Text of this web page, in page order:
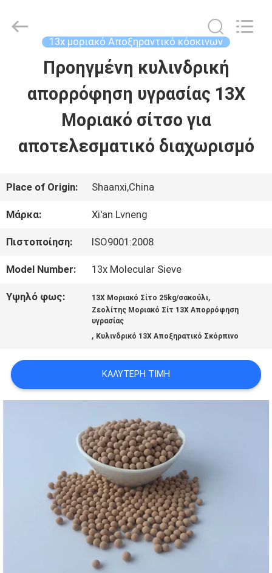
ΑΡΧΙΚΉ
ΠΡΟΪΌΝΤΑ
ΒΊΝΤΕΟ
ΣΧΕΤΙΚΆ
ΜΕ
ΞΕΝΆΓΗΣΗ
ΣΤΟ
ΕΡΓΟΣΤΆΣΙΟ
ΠΟΙΟΤΙΚΌΣ
ΈΛΕΓΧΟΣ
ΕΠΙΚΟΙΝΩΝΉΣΤΕ
Purification
13x μοριακό Αποξηραντικό κόσκινων
Προηγμένη κυλινδρική
απορρόφηση υγρασίας 13X
Μοριακό σίτσο για
αποτελεσματικό διαχωρισμό
Place of Origin: Shaanxi,China
Μάρκα: Xi'an Lvneng
Πιστοποίηση: ISO9001:2008
Model Number: 13x Molecular Sieve
Υψηλό φως: 13X Μοριακό Σίτο 25kg/σακούλι,
Ζεολίτης Μοριακό Σίτ 13X Απορρόφηση
υγρασίας
, Κυλινδρικό 13X Αποξηρατικό Σκόρπινο
ΚΑΛΎΤΕΡΗ ΤΙΜΉ